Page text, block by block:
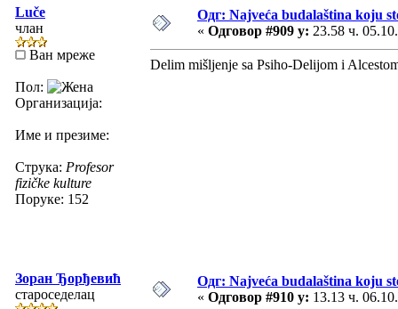
Luče
члан
Ван мреже
Пол:
Организација:
Име и презиме:
Струка: Profesor
fizičke kulture
Поруке: 152
Одг: Najveća budalaština koju
« Одговор #909 у: 23.58 ч.
Delim mišljenje sa Psiho-Delijom i
Зоран Ђорђевић
староседелац
Одг: Najveća budalaština koju
« Одговор #910 у: 13.13 ч.